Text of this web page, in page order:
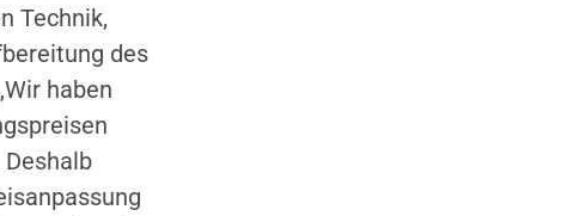
Technik,
des
haben